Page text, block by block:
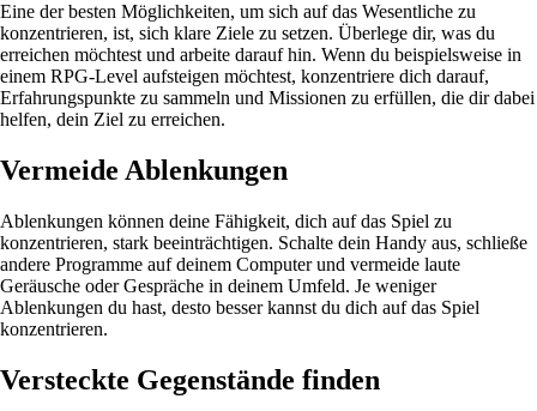
Eine der besten Möglichkeiten, um sich auf das Wesentliche zu
konzentrieren, ist, sich klare Ziele zu setzen. Überlege dir, was du
erreichen möchtest und arbeite darauf hin. Wenn du beispielsweise in
einem RPG-Level aufsteigen möchtest, konzentriere dich darauf,
Erfahrungspunkte zu sammeln und Missionen zu erfüllen, die dir dabei
helfen, dein Ziel zu erreichen.
Vermeide Ablenkungen
Ablenkungen können deine Fähigkeit, dich auf das Spiel zu
konzentrieren, stark beeinträchtigen. Schalte dein Handy aus, schließe
andere Programme auf deinem Computer und vermeide laute
Geräusche oder Gespräche in deinem Umfeld. Je weniger
Ablenkungen du hast, desto besser kannst du dich auf das Spiel
konzentrieren.
Versteckte Gegenstände finden